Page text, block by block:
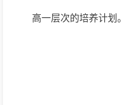
高一层次的培养计划。